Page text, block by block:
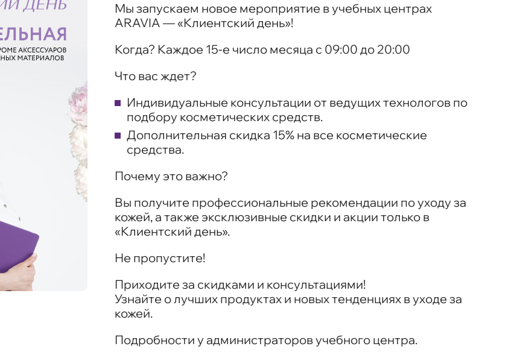
Мы запускаем новое мероприятие в учебных центрах
ARAVIA — «Клиентский день»!
Когда? Каждое 15-е число месяца с 09:00 до 20:00
Что вас ждет?
Индивидуальные консультации от ведущих технологов по
подбору косметических средств.
Дополнительная скидка 15% на все косметические
средства.
Почему это важно?
Вы получите профессиональные рекомендации по уходу за
кожей, а также эксклюзивные скидки и акции только в
«Клиентский день».
Не пропустите!
Приходите за скидками и консультациями!
Узнайте о лучших продуктах и новых тенденциях в уходе за
кожей.
Подробности у администраторов учебного центра.